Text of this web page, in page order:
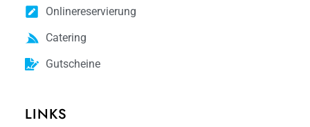
Onlinereservierung
Catering
Gutscheine
LINKS